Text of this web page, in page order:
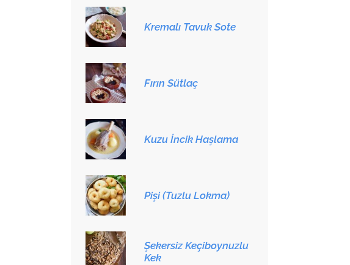
Kremalı Tavuk Sote
Fırın Sütlaç
Kuzu İncik Haşlama
Pişi (Tuzlu Lokma)
Şekersiz Keçiboynuzlu
Kek